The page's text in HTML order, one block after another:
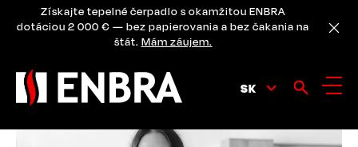
Získajte tepelné čerpadlo s okamžitou ENBRA
dotáciou 2 000 € — bez papierovania a bez čakania na
štát. Mám záujem.
SK